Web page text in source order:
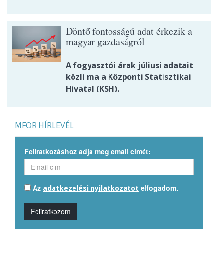
Döntő fontosságú adat érkezik a
magyar gazdaságról
A fogyasztói árak júliusi adatait
közli ma a Központi Statisztikai
Hivatal (KSH).
MFOR HÍRLEVÉL
Feliratkozáshoz adja meg email címét:
Az adatkezelési nyilatkozatot elfogadom.
Feliratkozom